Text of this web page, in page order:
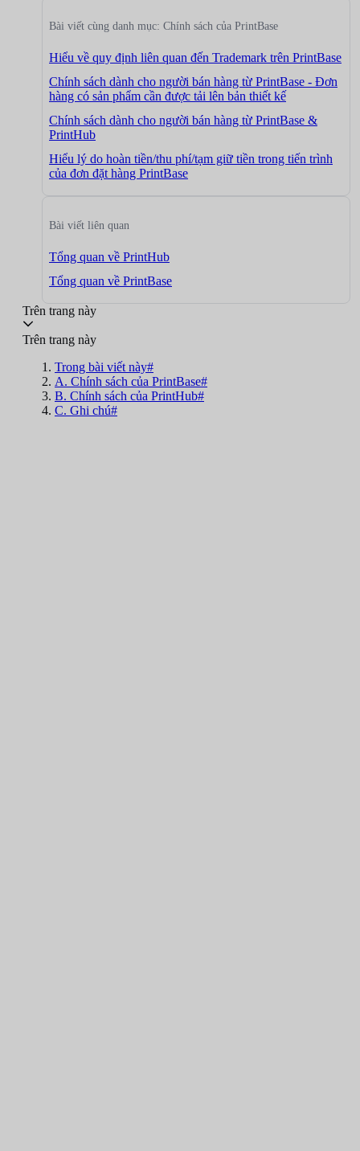
Bài viết cùng danh mục: Chính sách của PrintBase
Hiểu về quy định liên quan đến Trademark trên PrintBase
Chính sách dành cho người bán hàng từ PrintBase - Đơn
hàng có sản phẩm cần được tải lên bản thiết kế
Chính sách dành cho người bán hàng từ PrintBase &
PrintHub
Hiểu lý do hoàn tiền/thu phí/tạm giữ tiền trong tiến trình
của đơn đặt hàng PrintBase
Bài viết liên quan
Tổng quan về PrintHub
Tổng quan về PrintBase
Trên trang này
Trên trang này
Trong bài viết này#
A. Chính sách của PrintBase#
B. Chính sách của PrintHub#
C. Ghi chú#